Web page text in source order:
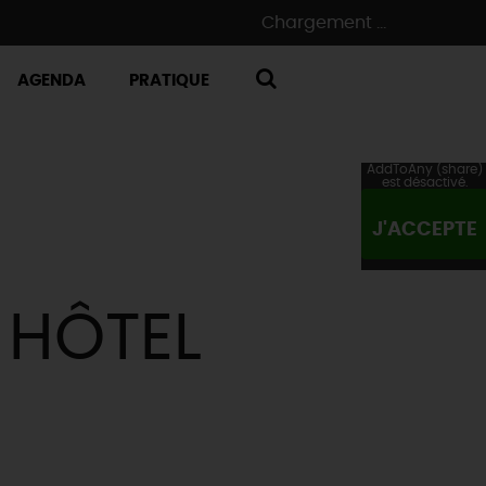
Chargement ...
AGENDA PRATIQUE
AddToAny (share)
est désactivé.
J'ACCEPTE